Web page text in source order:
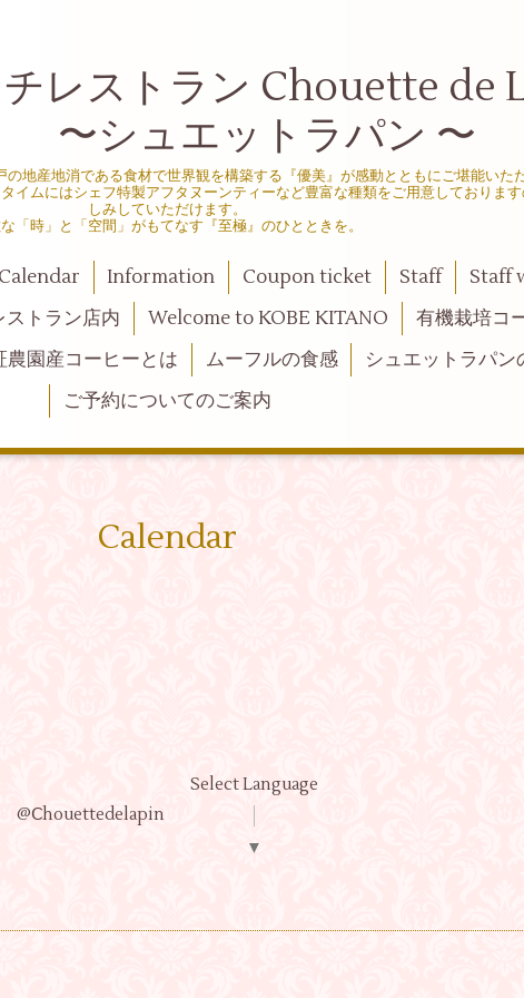
レストラン Chouette de
エットラパン 〜
地産地消である食材で世界観を構築する『優美』が感動とともにご堪能いた
イムにはシェフ特製アフタヌーンティーなど豊富な種類をご用意しておりま
しみしていただけます。
「時」と「空間」がもてなす『至極』のひとときを。
Calendar Information Coupon ticket Staff Staff
ストラン店内 Welcome to KOBE KITANO
有機栽培コ
園産コーヒーとは
ムーフルの食感
シュエットラパ
ご予約についてのご案内
Calendar
@Ⅽhouettedelapin
Select Language
▼